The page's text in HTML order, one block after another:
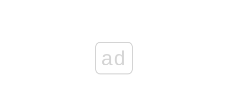
ad